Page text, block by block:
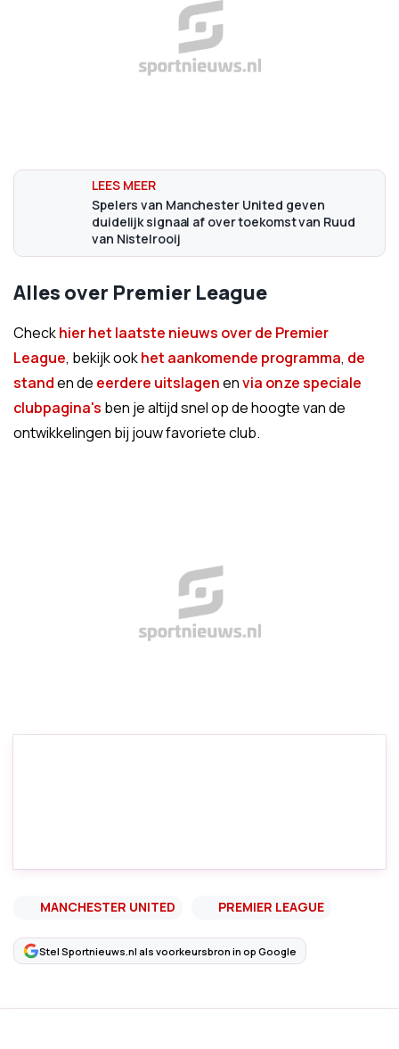
Spelers van Manchester United geven
duidelijk signaal af over toekomst van Ruud
van Nistelrooij
Alles over Premier League
Checkhier het laatste nieuws over de Premier
League, bekijk ookhet aankomende programma, de
standen de eerdere uitslagenenvia onze speciale
clubpagina's ben je altijd snel op de hoogte van de
ontwikkelingen bij jouw favoriete club.
MANCHESTER UNITED PREMIER LEAGUE
Stel Sportnieuws.nl als voorkeursbron in op Google